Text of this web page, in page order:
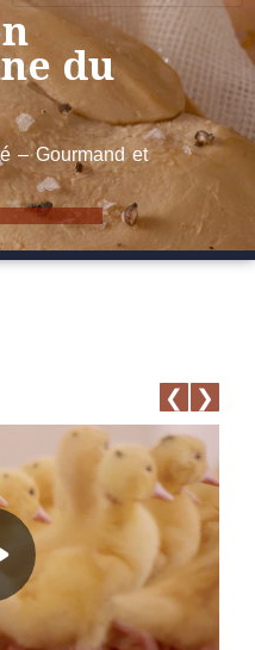
du
– Gourmand et
❮ ❯